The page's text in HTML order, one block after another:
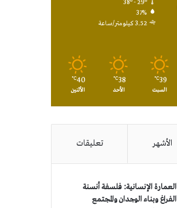
38º - 29º
37%
3.52 كيلومتر/ساعة
39
℃
السبت
38
℃
الأحد
40
℃
الأثنين
الأشهر تعليقات
العمارة الإنسانية: فلسفة أنسنة
الفراغ وبناء الوجدان والمجتمع